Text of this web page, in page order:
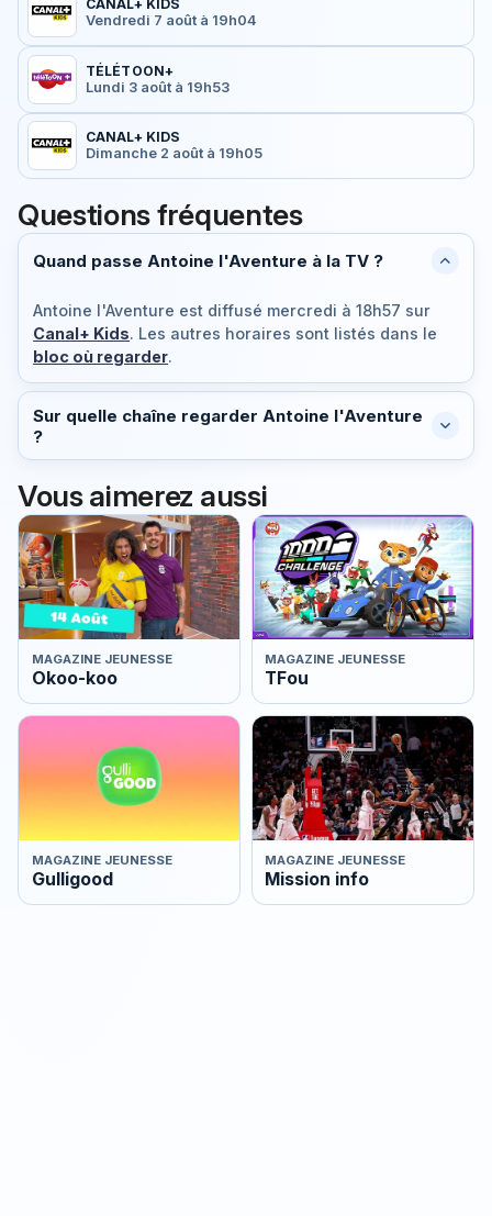
CANAL+ KIDS
Vendredi 7 août à 19h04
TÉLÉTOON+
Lundi 3 août à 19h53
CANAL+ KIDS
Dimanche 2 août à 19h05
Questions fréquentes
Quand passe Antoine l'Aventure à la TV ?
Antoine l'Aventure est diffusé mercredi à 18h57 sur
Canal+ Kids. Les autres horaires sont listés dans le
bloc où regarder.
Sur quelle chaîne regarder Antoine l'Aventure
?
Vous aimerez aussi
MAGAZINE JEUNESSE
Okoo-koo
MAGAZINE JEUNESSE
TFou
MAGAZINE JEUNESSE
Gulligood
MAGAZINE JEUNESSE
Mission info